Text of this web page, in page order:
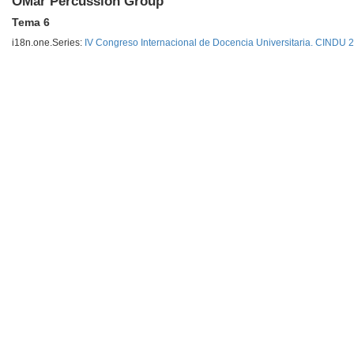
Tema 6
i18n.one.Series: IV Congreso Internacional de Docencia Universitaria. CINDU